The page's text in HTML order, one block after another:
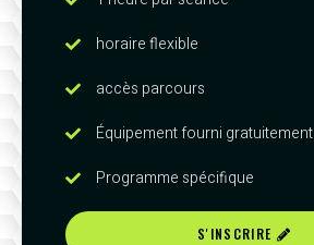
horaire flexible
accès parcours
Équipement fourni gratuitement
Programme spécifique
S'INSCRIRE